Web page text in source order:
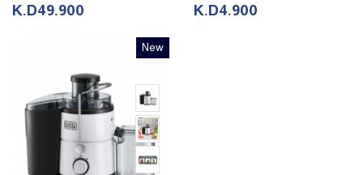
K.D49.900 K.D4.900
New